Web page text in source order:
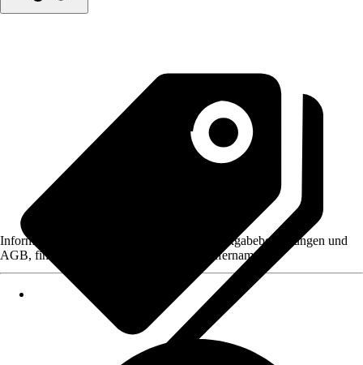
Informationen des Verkäufers, wie z. B. Rückgabebedingungen und
AGB, finden Sie bei Klick auf den Verkäufernamen.